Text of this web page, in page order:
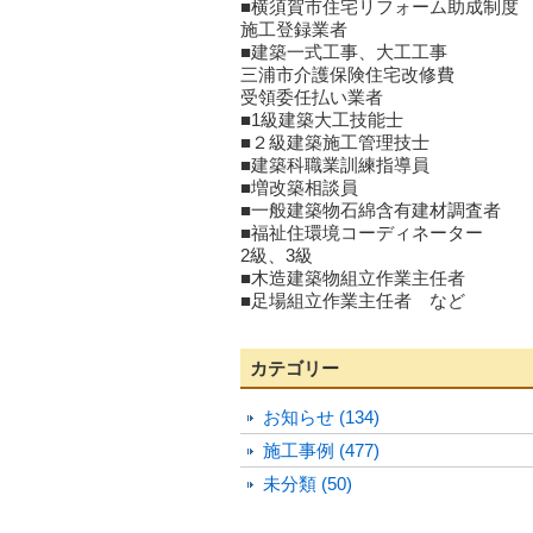
■横須賀市住宅リフォーム助成制度
施工登録業者
■建築一式工事、大工工事
三浦市介護保険住宅改修費
受領委任払い業者
■1級建築大工技能士
■２級建築施工管理技士
■建築科職業訓練指導員
■増改築相談員
■一般建築物石綿含有建材調査者
■福祉住環境コーディネーター
2級、3級
■木造建築物組立作業主任者
■足場組立作業主任者 など
カテゴリー
お知らせ (134)
施工事例 (477)
未分類 (50)